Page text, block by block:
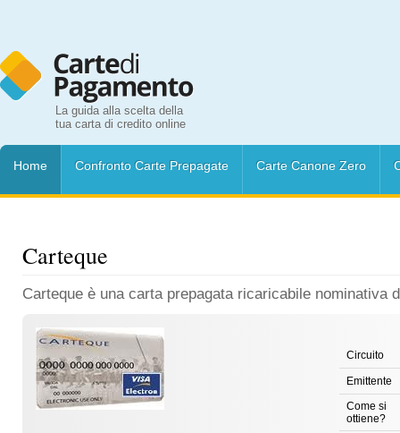
La guida alla scelta della
tua carta di credito online
Home Confronto Carte Prepagate Carte Canone Zero
Carteque
Carteque è una carta prepagata ricaricabile nominativa
Circuito
Emittente
Come si
ottiene?